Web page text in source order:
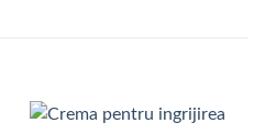
variații.